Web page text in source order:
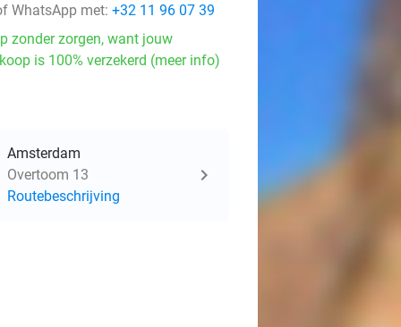
WhatsApp met: +32 11 96 07 39
zonder zorgen, want jouw
is 100% verzekerd (meer info)
Amsterdam
Overtoom 13
Routebeschrijving